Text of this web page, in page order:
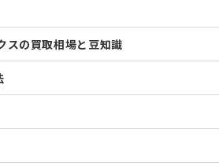
スの買取相場と豆知識